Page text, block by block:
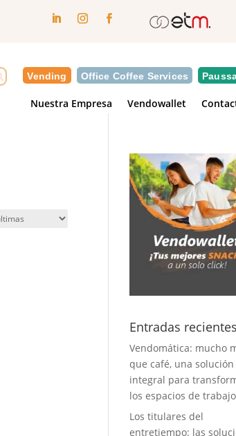
Vending Office Coffee Services
Nuestra Empresa Vendowallet
Entradas recientes
Vendomática: mucho
que café, una solución
integral para
los espacios de trabajo
Los titulares del
entretiempo: las